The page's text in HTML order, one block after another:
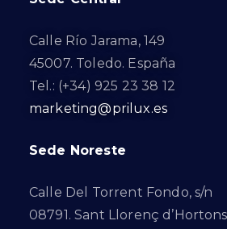
Calle Río Jarama, 149
45007. Toledo. España
Tel.: (+34) 925 23 38 12
marketing@prilux.es
Sede Noreste
Calle Del Torrent Fondo, s/n
08791. Sant Llorenç